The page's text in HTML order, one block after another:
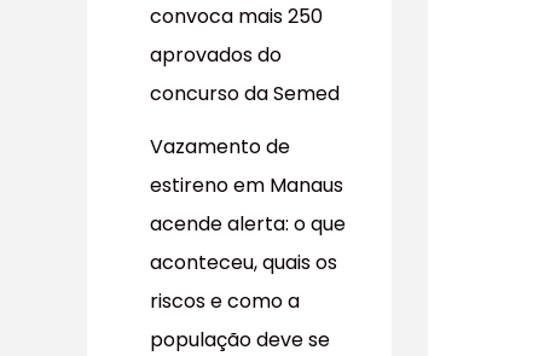
convoca mais 250
aprovados do
concurso da Semed
Vazamento de
estireno em Manaus
acende alerta: o que
aconteceu, quais os
riscos e como a
população deve se